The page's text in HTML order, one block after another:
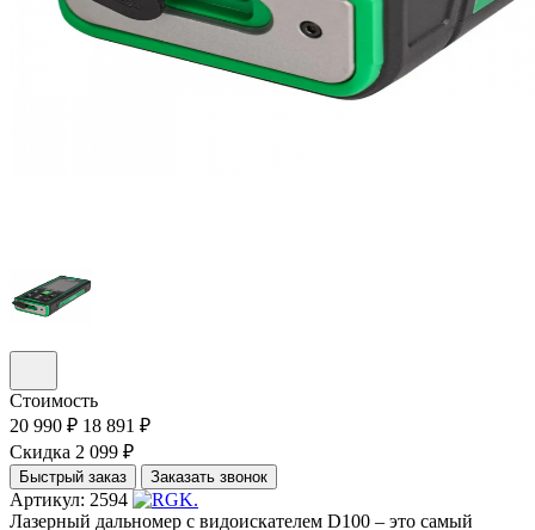
Стоимость
20 990 ₽ 18 891 ₽
Скидка 2 099 ₽
Быстрый заказ Заказать звонок
Артикул: 2594
Лазерный дальномер с видоискателем D100 – это самый